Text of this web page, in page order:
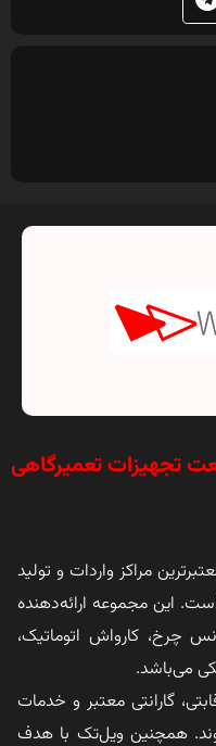
تجهیزات تعمیرگاهی
مراکز واردات و تولید
این مجموعه ارائه‌دهنده
چرخ، کارواش اتوماتیک،
می‌باشد.
گارانتی معتبر و خدمات
همچنین ویل‌تک با هدف